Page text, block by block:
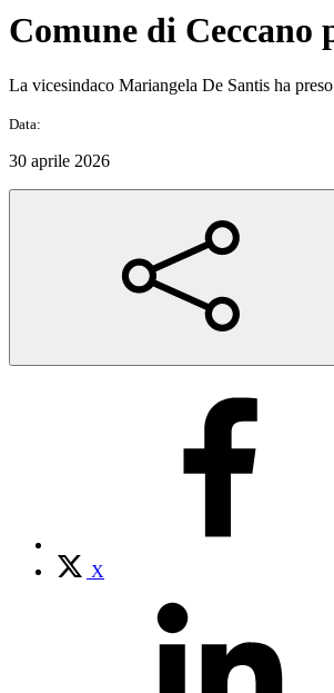
Comune di
La vicesindaco Mariangela De Santis ha
Data:
30 aprile 2026
X